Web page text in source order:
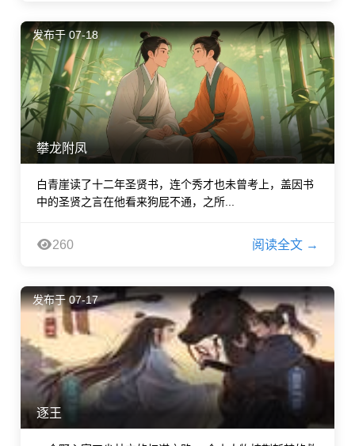
发布于 07-18
攀龙附凤
白青崖读了十二年圣贤书，连个秀才也未曾考上，盖因书
中的圣贤之言在他看来狗屁不通，之所...
260 阅读全文 →
发布于 07-17
逐王